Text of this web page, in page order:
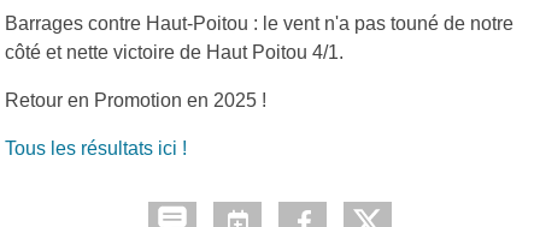
Barrages contre Haut-Poitou : le vent n'a pas touné de notre
côté et nette victoire de Haut Poitou 4/1.
Retour en Promotion en 2025 !
Tous les résultats ici !